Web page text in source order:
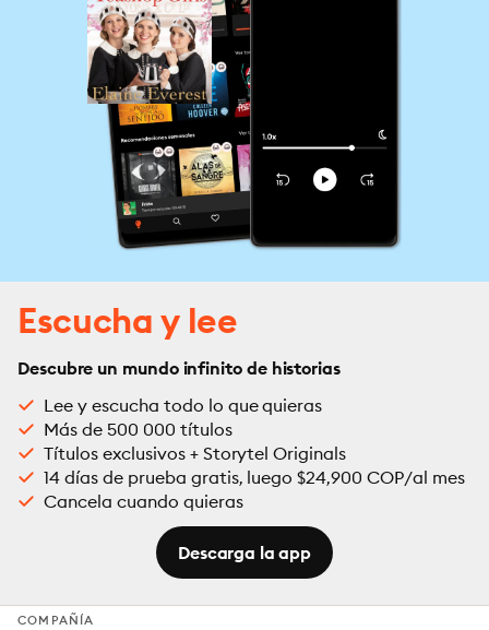
Escucha y lee
Descubre un mundo infinito de historias
Lee y escucha todo lo que quieras
Más de 500 000 títulos
Títulos exclusivos + Storytel Originals
14 días de prueba gratis, luego $24,900 COP/al mes
Cancela cuando quieras
Descarga la app
COMPAÑÍA